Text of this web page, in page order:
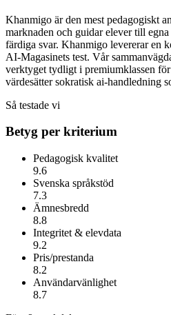
Khanmigo är den mest pedagogiskt
marknaden och guidar elever till
färdiga svar. Khanmigo levererar en
AI-Magasinets test. Vår
verktyget tydligt i premiumklassen
värdesättersokratisk ai-handledning
Så testade vi
Betyg per kriterium
Pedagogisk kvalitet
9.6
Svenska språkstöd
7.3
Ämnesbredd
8.8
Integritet & elevdata
9.2
Pris/prestanda
8.2
Användarvänlighet
8.7